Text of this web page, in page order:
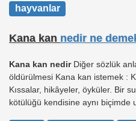
hayvanlar
Kana kan nedir ne
Kana kan nedirDiğer sözlük
öldürülmesi Kana kan istemek :
Kıssalar, hikâyeler, öyküler. Bir
kötülüğü kendisine aynı biçimde